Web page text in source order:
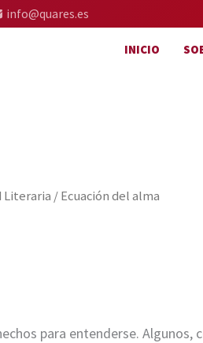
info@quares.es
INICIO
Literaria / Ecuación del alma
para entenderse.